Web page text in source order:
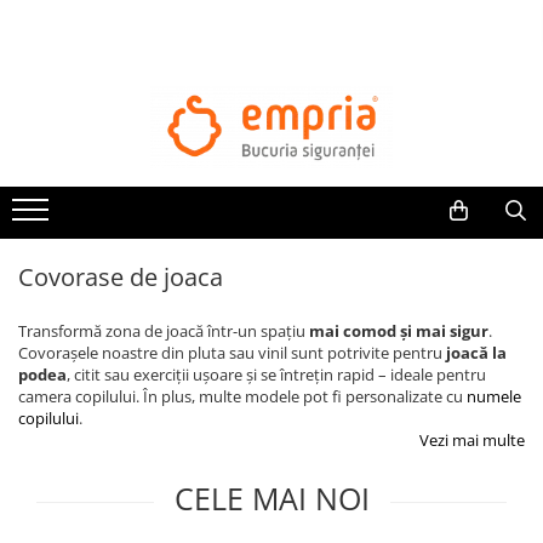
Bariere protectie pentru pat
Protectii mobilier
Protectie colturi mobila copii
Sigurante pentru sertare si usi
Sigurante geamuri si usi glisante
Covorase de joaca
Transformă zona de joacă într-un spațiu mai comod și mai sigur.
Covorașele noastre din pluta sau vinil sunt potrivite pentru joacă la
podea, citit sau exerciții ușoare și se întrețin rapid – ideale pentru
camera copilului. În plus, multe modele pot fi personalizate cu numele
copilului.
Vezi mai multe
CELE MAI NOI